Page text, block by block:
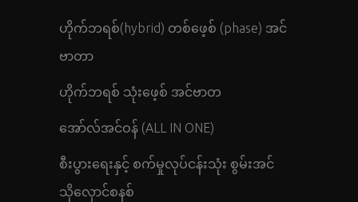
ဟိုက်ဘရစ်(hybrid) တစ်ဖေ့စ် (phase) အင်
ဗာတာ
ဟိုက်ဘရစ် သုံးဖေ့စ် အင်ဗာတ
အော်လ်အင်ဝန် (ALL IN ONE)
စီးပွားရေးနှင့် စက်မှုလုပ်ငန်းသုံး စွမ်းအင်
သိုလှောင်စနစ်